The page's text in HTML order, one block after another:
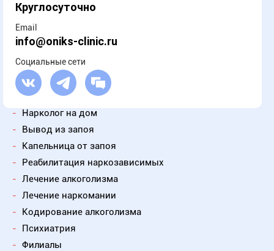
-
Нарколог на дом
-
Вывод из запоя
-
Капельница от запоя
-
Реабилитация наркозависимых
- Лечение алкоголизма
- Лечение наркомании
-
Кодирование алкоголизма
-
Психиатрия
- Филиалы
Круглосуточно
Email
info@oniks-clinic.ru
Социальные сети